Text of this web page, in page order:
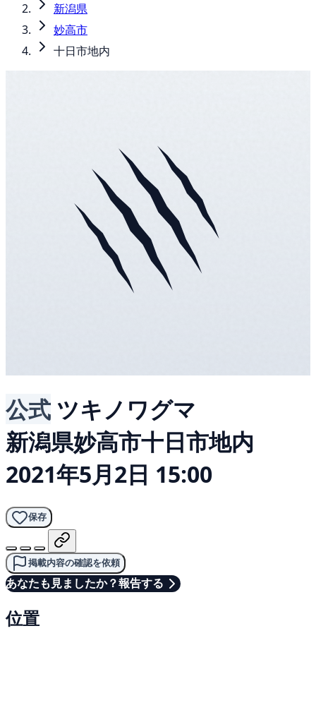
新潟県
妙高市
十日市地内
公式 ツキノワグマ
新潟県妙高市十日市地内
2021年5月2日 15:00
保存
掲載内容の確認を依頼
あなたも見ましたか？報告する
位置